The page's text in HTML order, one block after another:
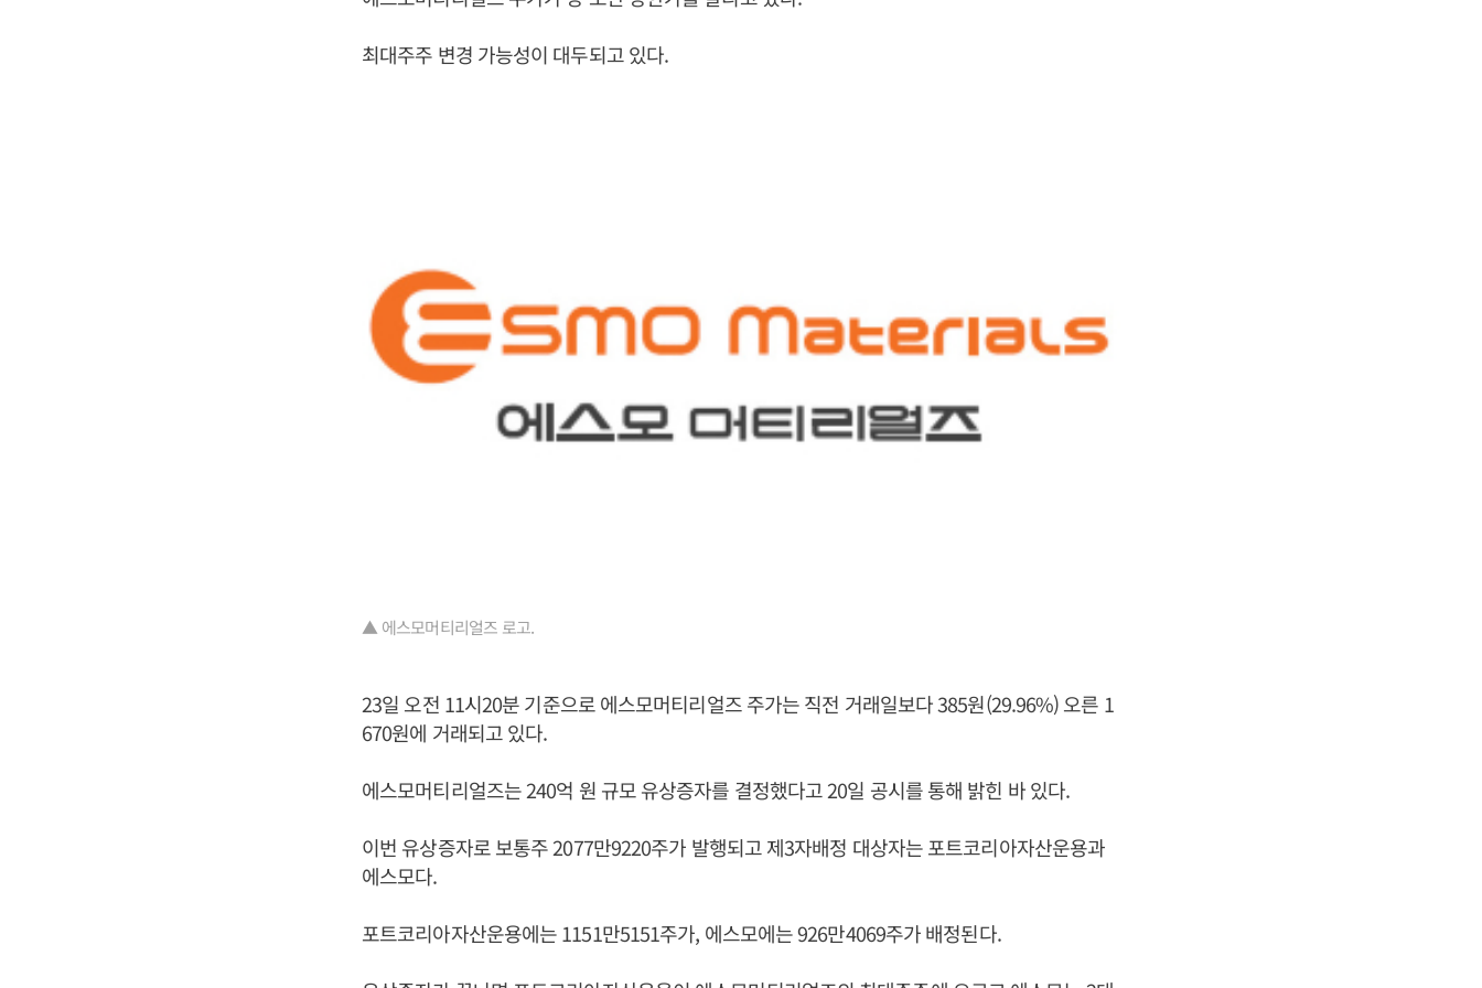
최대주주 변경 가능성이 대두되고 있다.
▲ 에스모머티리얼즈 로고.
23일 오전 11시20분 기준으로 에스모머티리얼즈 주가는 직전 거래일보다 385원(29.96%) 오른 1
670원에 거래되고 있다.
에스모머티리얼즈는 240억 원 규모 유상증자를 결정했다고 20일 공시를 통해 밝힌 바 있다.
이번 유상증자로 보통주 2077만9220주가 발행되고 제3자배정 대상자는 포트코리아자산운용과
에스모다.
포트코리아자산운용에는 1151만5151주가, 에스모에는 926만4069주가 배정된다.